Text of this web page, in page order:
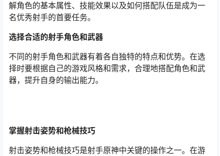
解角色的基本属性、技能效果以及如何搭配队伍是成为一
名优秀射手的首要任务。
选择合适的射手角色和武器
不同的射手角色和武器有着各自独特的特点和优势。在选
择时要根据自己的游戏风格和需求，合理地搭配角色和武
器，提升自身的输出能力。
掌握射击姿势和枪械技巧
射击姿势和枪械技巧是射手原神中关键的操作之一。在游